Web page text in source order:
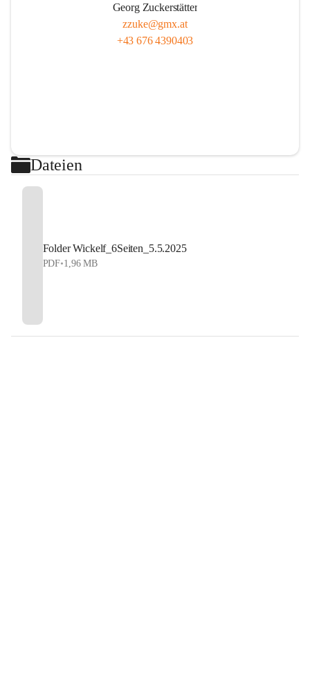
Georg Zuckerstätter
zzuke@gmx.at
+43 676 4390403
Dateien
Folder Wickelf_6Seiten_5.5.2025
PDF•1,96 MB